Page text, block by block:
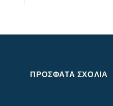
ΠΡΌΣΦΑΤΑ ΣΧΌΛΙΑ